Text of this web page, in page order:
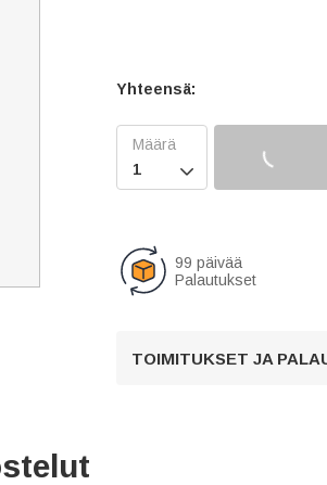
Yhteensä:

99 päivää
Palautukset
TOIMITUKSET JA